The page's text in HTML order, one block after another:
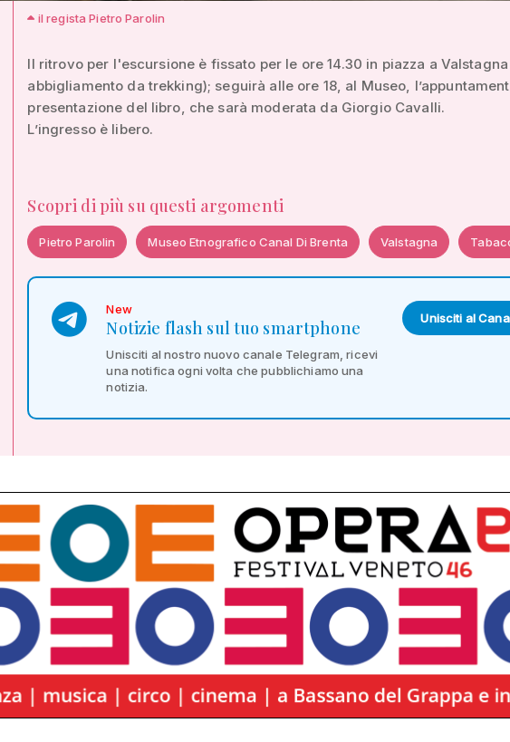
il regista Pietro Parolin
Il ritrovo per l'escursione è fissato per le ore 14.30 in piazza a
abbigliamento da trekking); seguirà alle ore 18, al Museo,
presentazione del libro, che sarà moderata da Giorgio Cavalli.
L’ingresso è libero.
Scopri di più su questi argomenti
Pietro Parolin Museo Etnografico Canal Di Brenta Valstagna
New
Notizie flash sul tuo smartphone
Unisciti al nostro nuovo canale Telegram, ricevi
una notifica ogni volta che pubblichiamo una
notizia.
Unisciti al